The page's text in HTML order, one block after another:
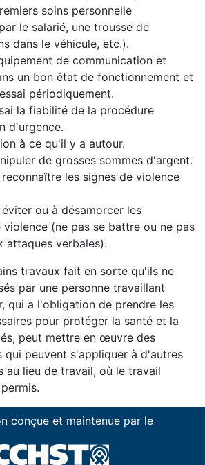
soins personnelle
le salarié, une trousse de
dans le véhicule, etc.).
de communication et
un bon état de fonctionnement et
périodiquement.
la fiabilité de la procédure
d'urgence.
à ce qu'il y a autour.
de grosses sommes d'argent.
les signes de violence
ou à désamorcer les
violence (ne pas se battre ou ne pas
attaques verbales).
travaux fait en sorte qu'ils ne
par une personne travaillant
qui a l'obligation de prendre les
pour protéger la santé et la
peut mettre en œuvre des
qui peuvent s'appliquer à d'autres
au lieu de travail, où le travail
conçue et maintenue par le